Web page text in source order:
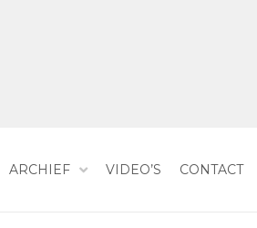
ARCHIEF VIDEO’S CONTACT